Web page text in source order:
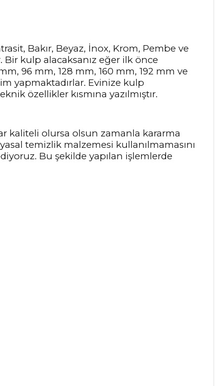
Bakır, Beyaz, İnox, Krom, Pembe ve
kulp alacaksanız eğer ilk önce
96 mm, 128 mm, 160 mm, 192 mm ve
yapmaktadırlar. Evinize kulp
özellikler kısmına yazılmıştır.
kaliteli olursa olsun zamanla kararma
temizlik malzemesi kullanılmamasını
Bu şekilde yapılan işlemlerde